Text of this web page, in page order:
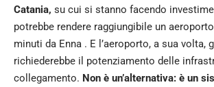
Catania, su cui si stanno facendo
potrebbe rendere raggiungibile un
minuti da Enna . E l’aeroporto, a sua volta,
richiederebbe il potenziamento delle
collegamento. Non è un’alternativa: è un